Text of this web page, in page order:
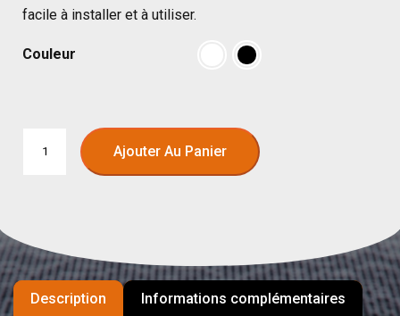
facile à installer et à utiliser.
Couleur
Ajouter Au Panier
Description Informations complémentaires